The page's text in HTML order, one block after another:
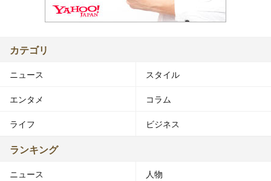
カテゴリ
ニュース スタイル
エンタメ コラム
ライフ ビジネス
ランキング
ニュース 人物